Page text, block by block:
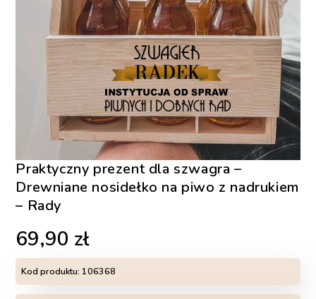
Praktyczny prezent dla szwagra –
Drewniane nosidełko na piwo z nadrukiem
– Rady
69,90 zł
Kod produktu: 106368